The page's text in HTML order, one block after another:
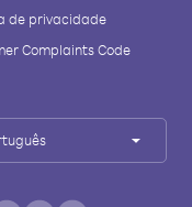
de privacidade
Complaints Code